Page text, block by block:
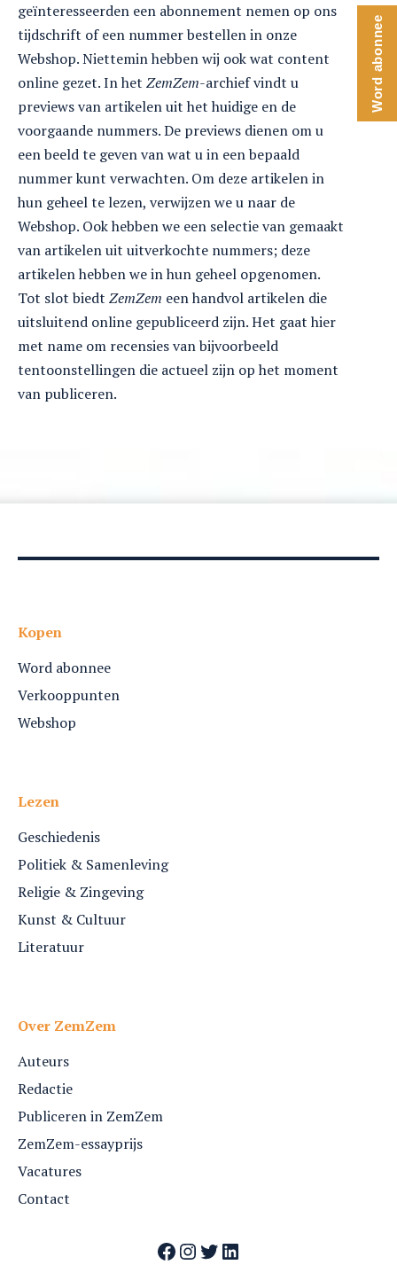
geïnteresseerden een abonnement nemen op ons
tijdschrift of een nummer bestellen in onze
Webshop. Niettemin hebben wij ook wat content
online gezet. In het ZemZem-archief vindt u
previews van artikelen uit het huidige en de
voorgaande nummers. De previews dienen om u
een beeld te geven van wat u in een bepaald
nummer kunt verwachten. Om deze artikelen in
hun geheel te lezen, verwijzen we u naar de
Webshop. Ook hebben we een selectie van gemaakt
van artikelen uit uitverkochte nummers; deze
artikelen hebben we in hun geheel opgenomen.
Tot slot biedt ZemZem een handvol artikelen die
uitsluitend online gepubliceerd zijn. Het gaat hier
met name om recensies van bijvoorbeeld
tentoonstellingen die actueel zijn op het moment
van publiceren.
Kopen
Word abonnee
Verkooppunten
Webshop
Lezen
Geschiedenis
Politiek & Samenleving
Religie & Zingeving
Kunst & Cultuur
Literatuur
Over ZemZem
Auteurs
Redactie
Publiceren in ZemZem
ZemZem-essayprijs
Vacatures
Contact
Facebook
Instagram
Twitter
LinkedIn
Word abonnee